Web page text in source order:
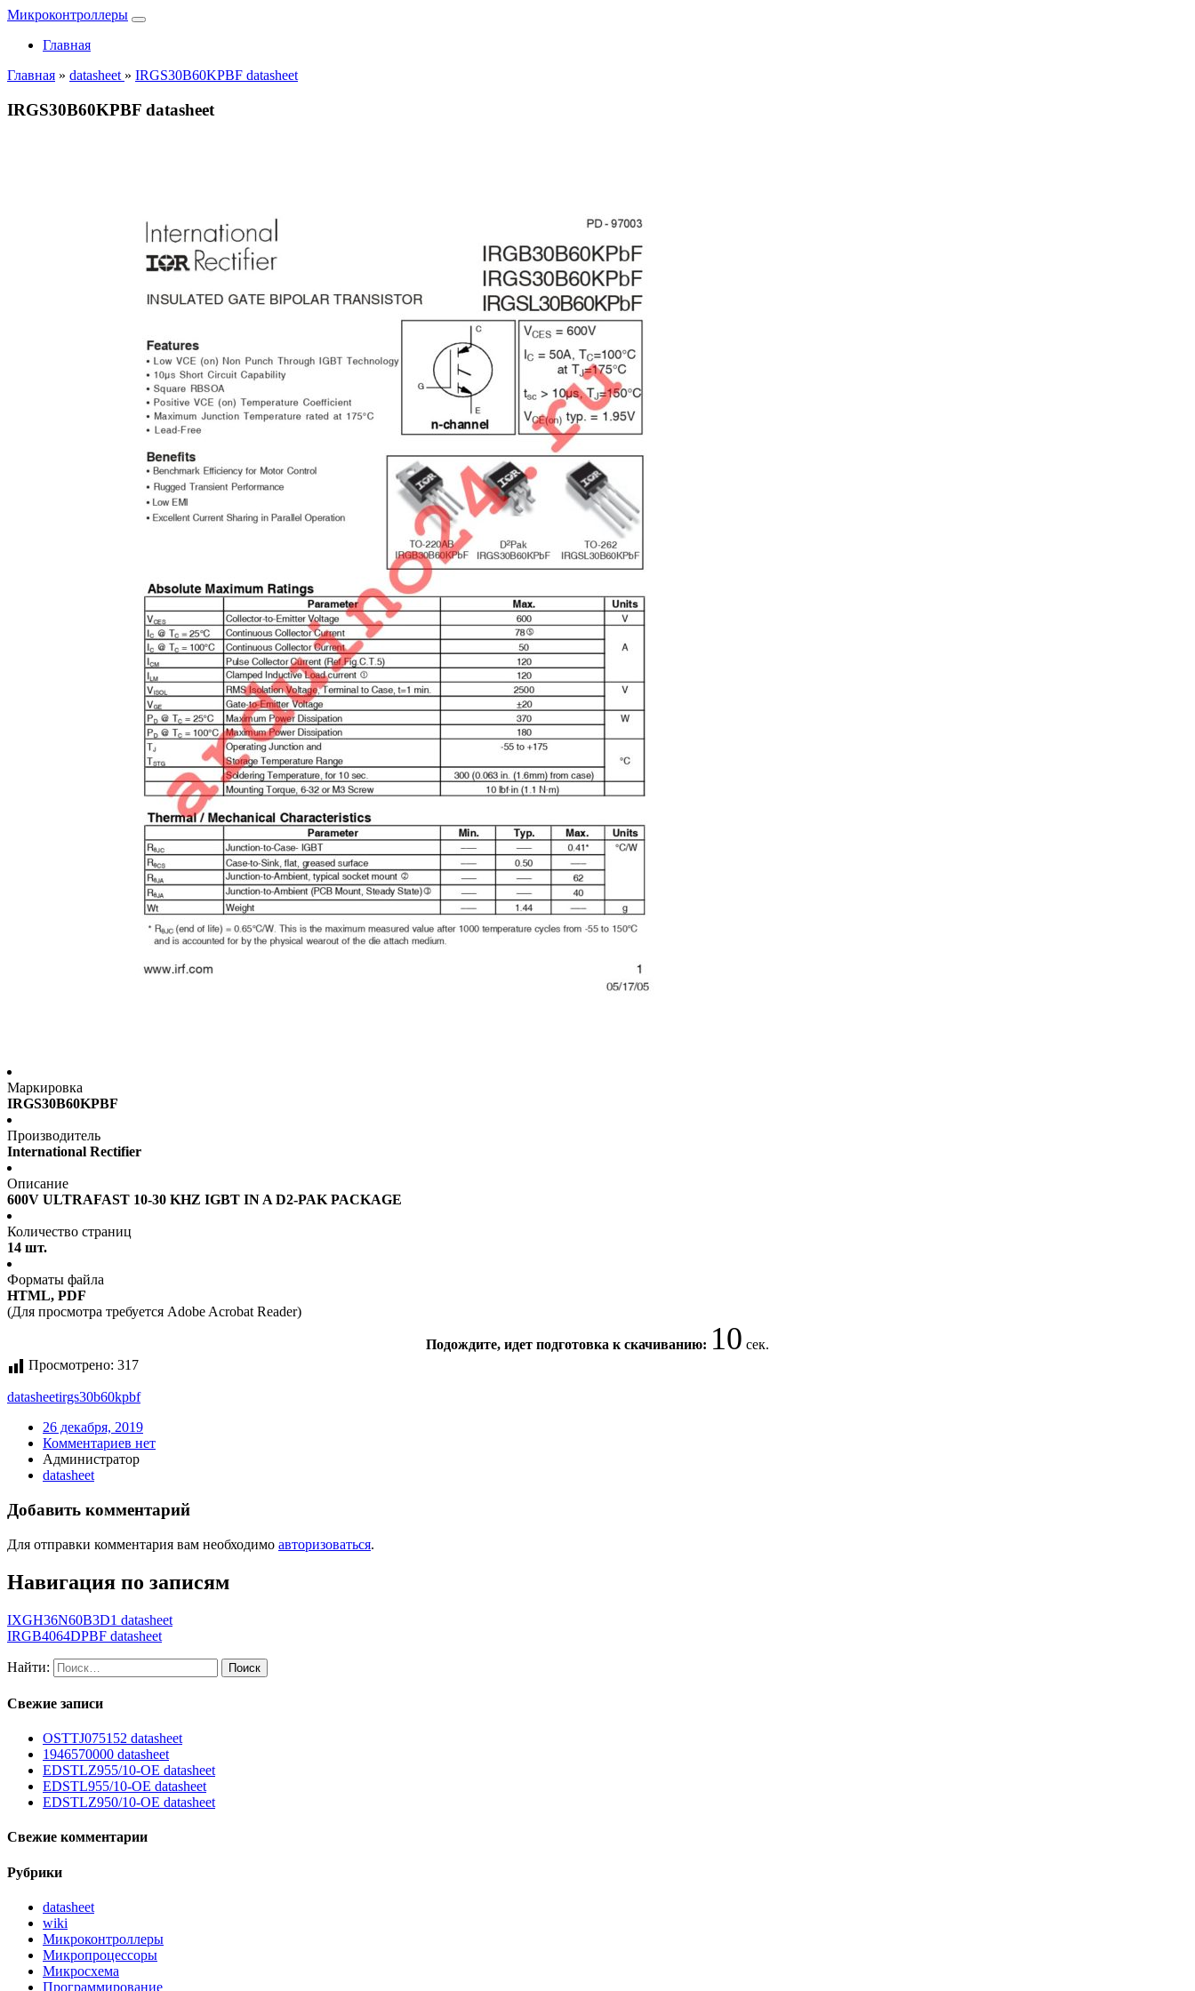
Микроконтроллеры
Главная
Главная » datasheet » IRGS30B60KPBF datasheet
IRGS30B60KPBF datasheet
Маркировка
IRGS30B60KPBF
Производитель
International Rectifier
Описание
600V ULTRAFAST 10-30 KHZ IGBT IN A D2-PAK PACKAGE
Количество страниц
14 шт.
Форматы файла
HTML, PDF
(Для просмотра требуется Adobe Acrobat Reader)
Подождите, идет подготовка к скачиванию: 10 сек.
Просмотрено: 317
datasheetirgs30b60kpbf
26 декабря, 2019
Комментариев нет
Администратор
datasheet
Добавить комментарий
Для отправки комментария вам необходимо авторизоваться.
Навигация по записям
IXGH36N60B3D1 datasheet
IRGB4064DPBF datasheet
Найти:
Свежие записи
OSTTJ075152 datasheet
1946570000 datasheet
EDSTLZ955/10-OE datasheet
EDSTL955/10-OE datasheet
EDSTLZ950/10-OE datasheet
Свежие комментарии
Рубрики
datasheet
wiki
Микроконтроллеры
Микропроцессоры
Микросхема
Программирование